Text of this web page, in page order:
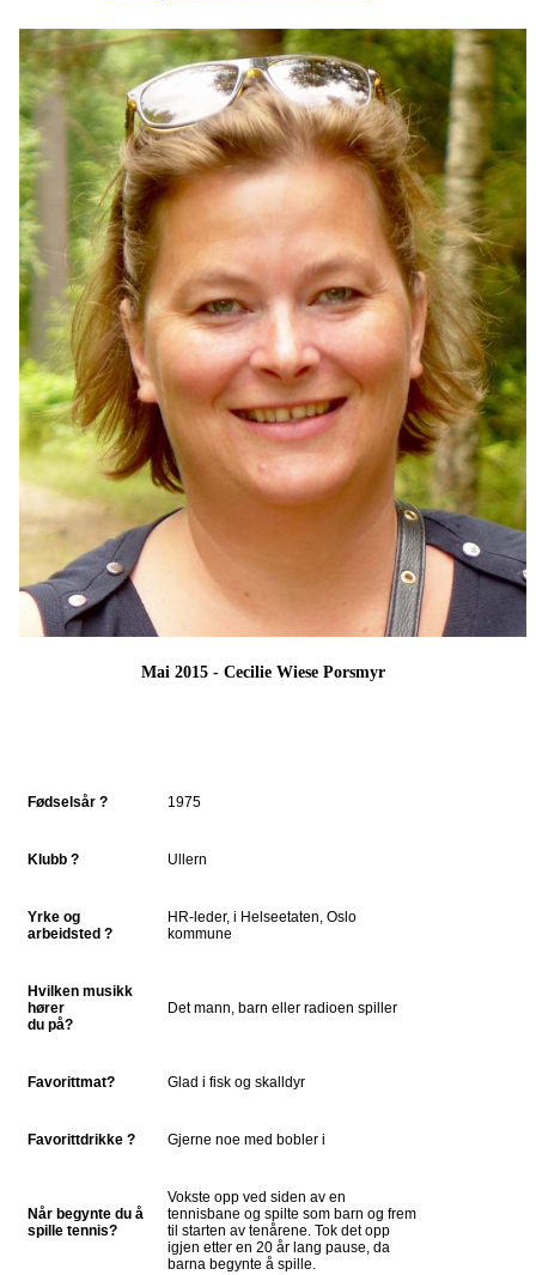
Mai 2015 - Cecilie Wiese Porsmyr
Fødselsår ? 1975
Klubb ? Ullern
Yrke og
arbeidsted ?
HR-leder, i Helseetaten, Oslo
kommune
Hvilken musikk
hører
du på?
Det mann, barn eller radioen spiller
Favorittmat? Glad i fisk og skalldyr
Favorittdrikke ? Gjerne noe med bobler i
Når begynte du å
spille tennis?
Vokste opp ved siden av en
tennisbane og spilte som barn og frem
til starten av tenårene. Tok det opp
igjen etter en 20 år lang pause, da
barna begynte å spille.